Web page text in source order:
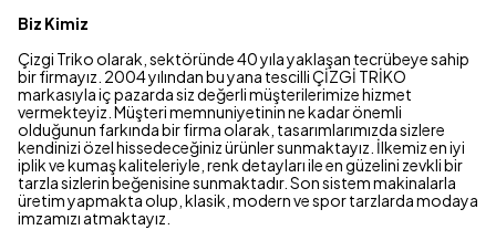
Biz Kimiz
Çizgi Triko olarak, sektöründe 40 yıla yaklaşan tecrübeye sahip
bir firmayız. 2004 yılından bu yana tescilli ÇİZGİ TRİKO
markasıyla iç pazarda siz değerli müşterilerimize hizmet
vermekteyiz. Müşteri memnuniyetinin ne kadar önemli
olduğunun farkında bir firma olarak, tasarımlarımızda sizlere
kendinizi özel hissedeceğiniz ürünler sunmaktayız. İlkemiz en iyi
iplik ve kumaş kaliteleriyle, renk detayları ile en güzelini zevkli bir
tarzla sizlerin beğenisine sunmaktadır. Son sistem makinalarla
üretim yapmakta olup, klasik, modern ve spor tarzlarda modaya
imzamızı atmaktayız.